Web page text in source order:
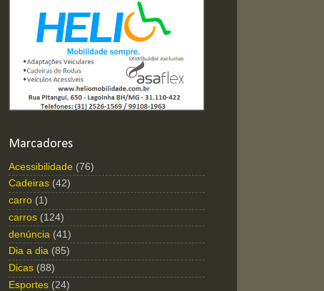
Marcadores
Acessibilidade (76)
Cadeiras (42)
carro (1)
carros (124)
denúncia (41)
Dia a dia (85)
Dicas (88)
Esportes (24)